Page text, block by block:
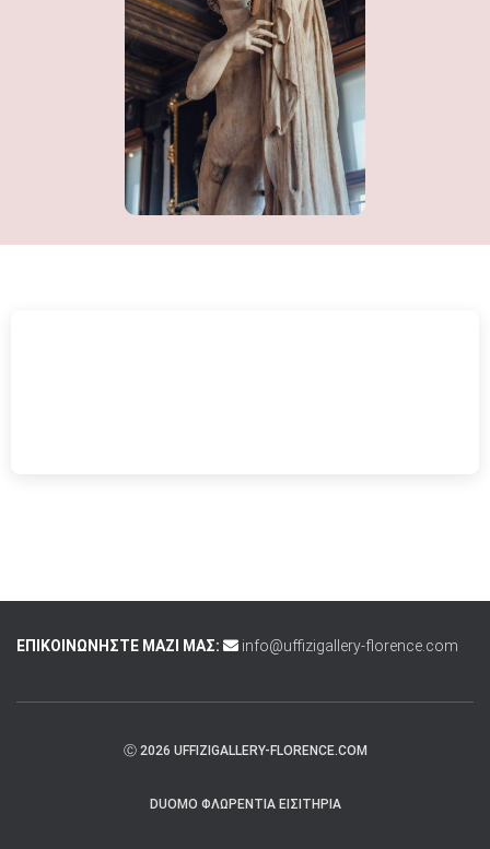
ΕΠΙΚΟΙΝΩΝΗΣΤΕ ΜΑΖΙ ΜΑΣ: info@uffizigallery-florence.com
Ⓒ 2026 UFFIZIGALLERY-FLORENCE.COM
DUOMO ΦΛΩΡΕΝΤΊΑ ΕΙΣΙΤΉΡΙΑ